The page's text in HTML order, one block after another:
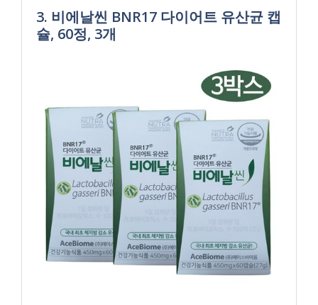
3. 비에날씬 BNR17 다이어트 유산균 캡
슐, 60정, 3개